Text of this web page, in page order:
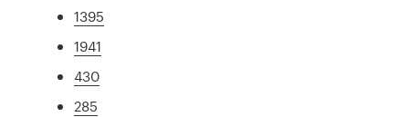
1395
1941
430
285